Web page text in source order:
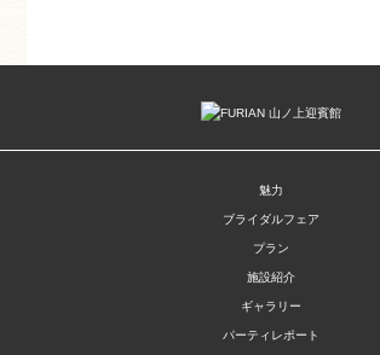
魅力
ブライダルフェア
プラン
施設紹介
ギャラリー
パーティレポート